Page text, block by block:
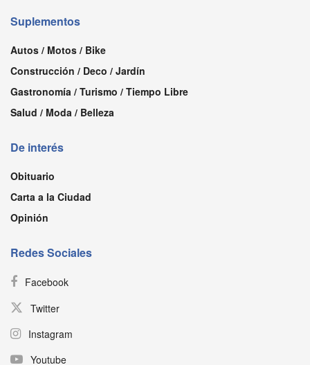
Suplementos
Autos / Motos / Bike
Construcción / Deco / Jardín
Gastronomía / Turismo / Tiempo Libre
Salud / Moda / Belleza
De interés
Obituario
Carta a la Ciudad
Opinión
Redes Sociales
Facebook
Twitter
Instagram
Youtube